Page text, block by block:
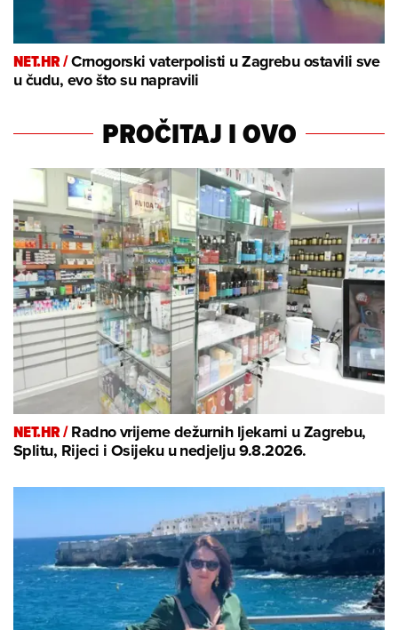
NET.HR /Crnogorski vaterpolisti u Zagrebu ostavili sve
u čudu, evo što su napravili
PROČITAJ I OVO
NET.HR /Radno vrijeme dežurnih ljekarni u Zagrebu,
Splitu, Rijeci i Osijeku u nedjelju 9.8.2026.